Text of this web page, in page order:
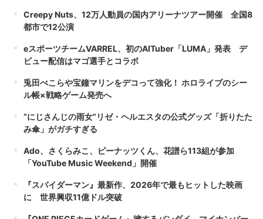
Creepy Nuts、12万人動員の国内アリーナツアー開催 全国8
都市で12公演
eスポーツチームVARREL、初のAITuber「LUMA」発表 デ
ビュー配信はマゴ選手とコラボ
兎田ぺこらや宝鐘マリンをデコって強化！ ホロライブのシー
ル帳×戦略ゲーム発売へ
“にじさんじの雨女”リゼ・ヘルエスタの公式グッズ「折りたた
み傘」がガチすぎる
Ado、さくらみこ、ピーナッツくん、花譜ら113組が参加
「YouTube Music Weekend」開催
『スパイダーマン』最新作、2026年で最もヒットした映画
に 世界興収11億ドル突破